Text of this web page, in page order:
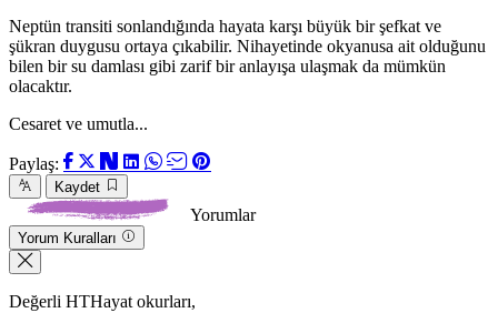
Neptün transiti sonlandığında hayata karşı büyük bir şefkat ve
şükran duygusu ortaya çıkabilir. Nihayetinde okyanusa ait olduğunu
bilen bir su damlası gibi zarif bir anlayışa ulaşmak da mümkün
olacaktır.
Cesaret ve umutla...
Paylaş:
Kaydet
Yorumlar
Yorum Kuralları
Değerli HTHayat okurları,